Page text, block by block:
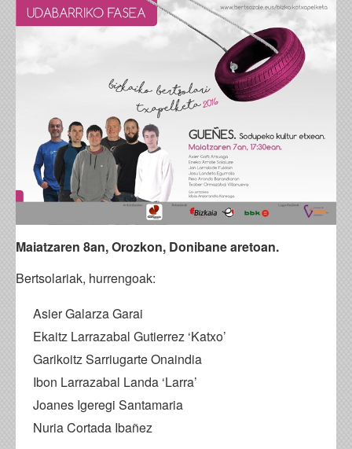
Maiatzaren 8an, Orozkon, Donibane aretoan.
Bertsolariak, hurrengoak:
Asier Galarza Garai
Ekaitz Larrazabal Gutierrez ‘Katxo’
Garikoitz Sarriugarte Onaindia
Ibon Larrazabal Landa ‘Larra’
Joanes Igeregi Santamaria
Nuria Cortada Ibañez